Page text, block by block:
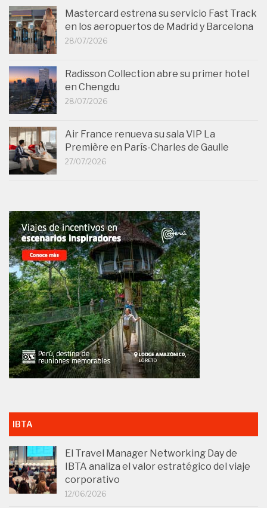
Mastercard estrena su servicio Fast Track
en los aeropuertos de Madrid y Barcelona
28/07/2026
Radisson Collection abre su primer hotel
en Chengdu
28/07/2026
Air France renueva su sala VIP La
Première en París-Charles de Gaulle
27/07/2026
IBTA
El Travel Manager Networking Day de
IBTA analiza el valor estratégico del viaje
corporativo
12/06/2026